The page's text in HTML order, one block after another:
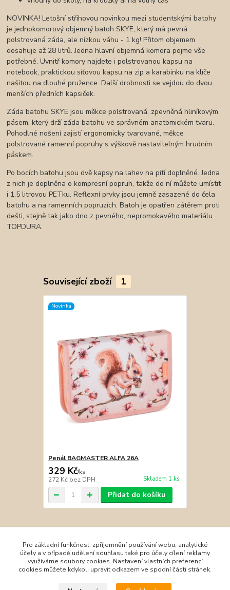
NOVINKA! Letošní střihovou novinkou mezi studentskými batohy
je jednokomorový objemný batoh SKYE, který má pevná
polstrovaná záda, ale nízkou váhu - 1 kg! Přitom objemem
dosahuje až 28 litrů. Jedna hlavní objemná komora pojme vše
potřebné. Uvnitř komory najdete i polstrovanou kapsu na
notebook, praktickou síťovou kapsu na zip a karabinku na klíče
našitou na dlouhé pružence. Další drobnosti se vejdou do dvou
menších předních kapsiček.
Záda batohu SKYE jsou měkce polstrovaná, zpevněná hliníkovým
pásem, který drží záda batohu ve správném anatomickém tvaru.
Pohodlné nošení zajistí ergonomicky tvarované, měkce
polstrované ramenní popruhy s výškově nastavitelným hrudním
páskem.
Po bocích batohu jsou dvě kapsy na lahev na pití doplněné. Jedna
z nich je doplněna o kompresní popruh, takže do ní můžete umístit
i 1,5 litrovou PETku. Reflexní prvky jsou jemně zasazené do čela
batohu a na ramenních popruzích. Batoh je opatřen zátěrem proti
dešti, stejně tak jako dno z pevného, nepromokavého materiálu
TOPDURA.
Související zboží 1
Novinka
Penál BAGMASTER ALFA 26A
329 Kč/ks
272 Kč bez DPH Skladem 1 ks
Přidat do košíku
Zboží zařazeno v kategoriích
Batohy Topgal a Bagmaster
Studentské batohy
Pro základní funkčnost, zpříjemnění používání webu, analytické
účely a v případě udělení souhlasu také pro účely cílení reklamy
využíváme soubory cookies. Nastavení vlastních preferencí
cookies můžete kdykoli upravit odkazem ve spodní části stránek.